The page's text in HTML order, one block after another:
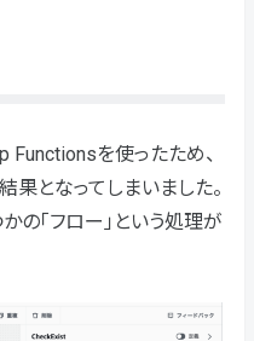
を使ったため、
となってしまいました。
の「フロー」という処理が